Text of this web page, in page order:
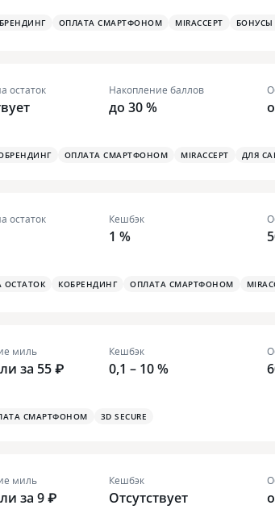
ОПЛАТА СМАРТФОНОМ MIRACCEPT
БОНУСЫ
остаток Накопление баллов
до 30 %
ОПЛАТА СМАРТФОНОМ MIRACCEPT ДЛЯ
остаток Кешбэк
1 %
ОСТАТОК КОБРЕНДИНГ ОПЛАТА СМАРТФОНОМ
миль
за 55 ₽
Кешбэк
0,1 – 10 %
СМАРТФОНОМ 3D SECURE
миль
за 9 ₽
Кешбэк
Отсутствует